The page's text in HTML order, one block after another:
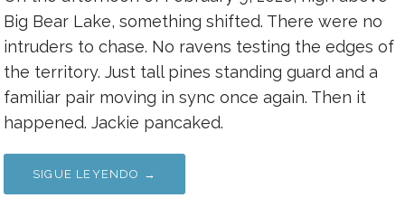
Big Bear Lake, something shifted. There were no
intruders to chase. No ravens testing the edges of
the territory. Just tall pines standing guard and a
familiar pair moving in sync once again. Then it
happened. Jackie pancaked.
SIGUE LEYENDO →